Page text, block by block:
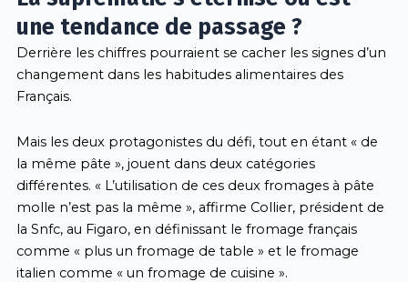
une tendance de passage ?
Derrière les chiffres pourraient se cacher les signes d’un
changement dans les habitudes alimentaires des
Français.
Mais les deux protagonistes du défi, tout en étant « de
la même pâte », jouent dans deux catégories
différentes. « L’utilisation de ces deux fromages à pâte
molle n’est pas la même », affirme Collier, président de
la Snfc, au Figaro, en définissant le fromage français
comme « plus un fromage de table » et le fromage
italien comme « un fromage de cuisine ».